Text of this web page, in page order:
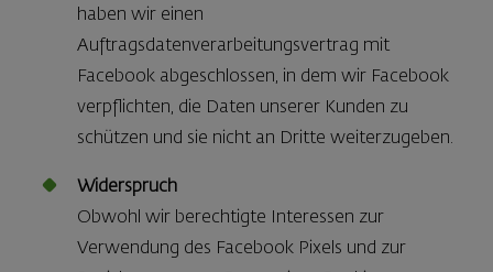
haben wir einen
Auftragsdatenverarbeitungsvertrag mit
Facebook abgeschlossen, in dem wir Facebook
verpflichten, die Daten unserer Kunden zu
schützen und sie nicht an Dritte weiterzugeben.
Widerspruch
Obwohl wir berechtigte Interessen zur
Verwendung des Facebook Pixels und zur